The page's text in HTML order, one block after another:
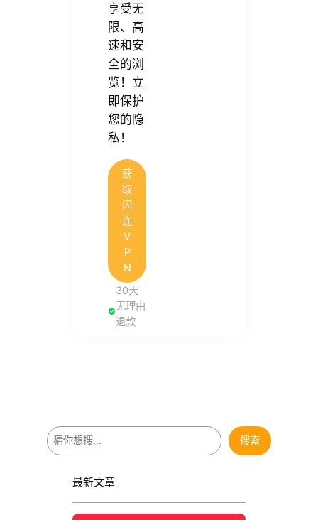
享受无
限、高
速和安
全的浏
览！立
即保护
您的隐
私！
获
取
闪
连
V
P
N
30天
无理由
退款
搜
索
搜索
最新文章